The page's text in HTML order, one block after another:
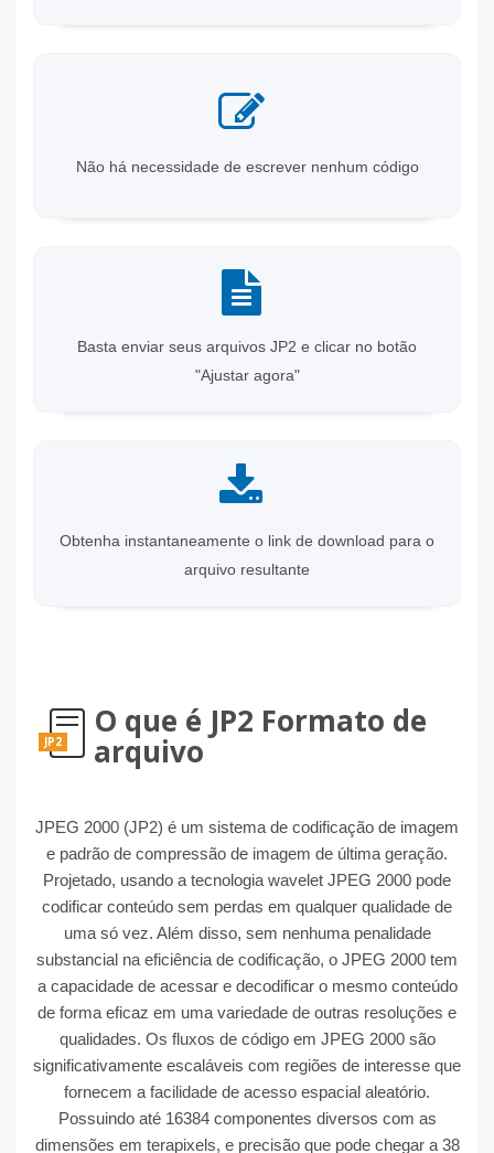
Não há necessidade de escrever nenhum código
Basta enviar seus arquivos JP2 e clicar no botão
"Ajustar agora"
Obtenha instantaneamente o link de download para o
arquivo resultante
JP2
O que é JP2 Formato de
arquivo
JPEG 2000 (JP2) é um sistema de codificação de imagem
e padrão de compressão de imagem de última geração.
Projetado, usando a tecnologia wavelet JPEG 2000 pode
codificar conteúdo sem perdas em qualquer qualidade de
uma só vez. Além disso, sem nenhuma penalidade
substancial na eficiência de codificação, o JPEG 2000 tem
a capacidade de acessar e decodificar o mesmo conteúdo
de forma eficaz em uma variedade de outras resoluções e
qualidades. Os fluxos de código em JPEG 2000 são
significativamente escaláveis ​​com regiões de interesse que
fornecem a facilidade de acesso espacial aleatório.
Possuindo até 16384 componentes diversos com as
dimensões em terapixels, e precisão que pode chegar a 38